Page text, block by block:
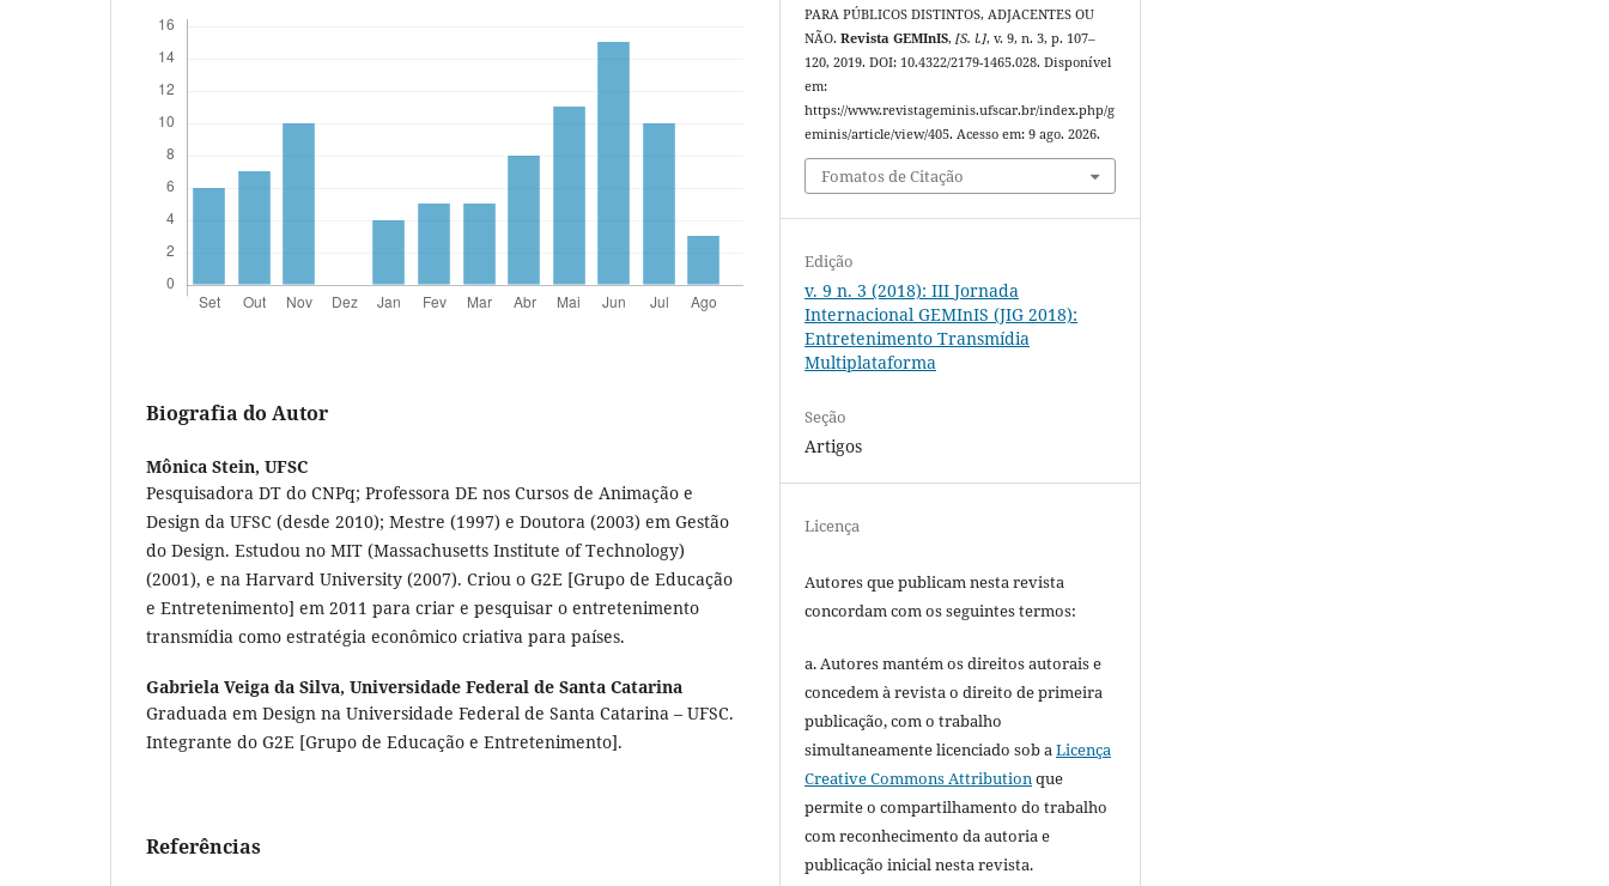
Biografia do Autor
Mônica Stein, UFSC
Pesquisadora DT do CNPq; Professora DE nos Cursos de Animação e
Design da UFSC (desde 2010); Mestre (1997) e Doutora (2003) em Gestão
do Design. Estudou no MIT (Massachusetts Institute of Technology)
(2001), e na Harvard University (2007). Criou o G2E [Grupo de Educação
e Entretenimento] em 2011 para criar e pesquisar o entretenimento
transmídia como estratégia econômico criativa para países.
Gabriela Veiga da Silva, Universidade Federal de Santa Catarina
Graduada em Design na Universidade Federal de Santa Catarina – UFSC.
Integrante do G2E [Grupo de Educação e Entretenimento].
Referências
PARA PÚBLICOS DISTINTOS, ADJACENTES OU
NÃO.Revista GEMInIS,[S. l.], v. 9, n. 3, p. 107–
120, 2019. DOI: 10.4322/2179-1465.028. Disponível
em:
https://www.revistageminis.ufscar.br/index.php/g
eminis/article/view/405. Acesso em: 9 ago. 2026.
Fomatos de Citação
Edição
v. 9 n. 3 (2018): III Jornada
Internacional GEMInIS (JIG 2018):
Entretenimento Transmídia
Multiplataforma
Seção
Artigos
Licença
Autores que publicam nesta revista
concordam com os seguintes termos:
a. Autores mantém os direitos autorais e
concedem à revista o direito de primeira
publicação, com o trabalho
simultaneamente licenciado sob aLicença
Creative Commons Attributionque
permite o compartilhamento do trabalho
com reconhecimento da autoria e
publicação inicial nesta revista.